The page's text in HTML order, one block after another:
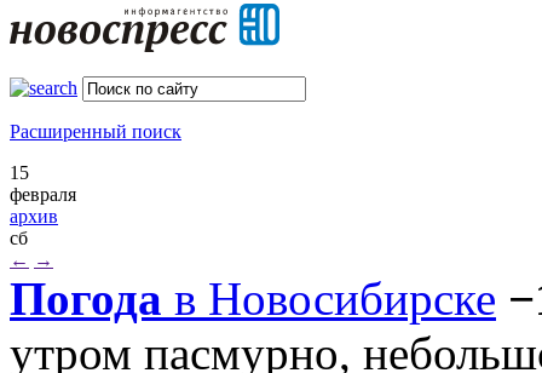
Расширенный поиск
15
февраля
архив
сб
← →
Погода в Новосибирске
утром пасмурно,